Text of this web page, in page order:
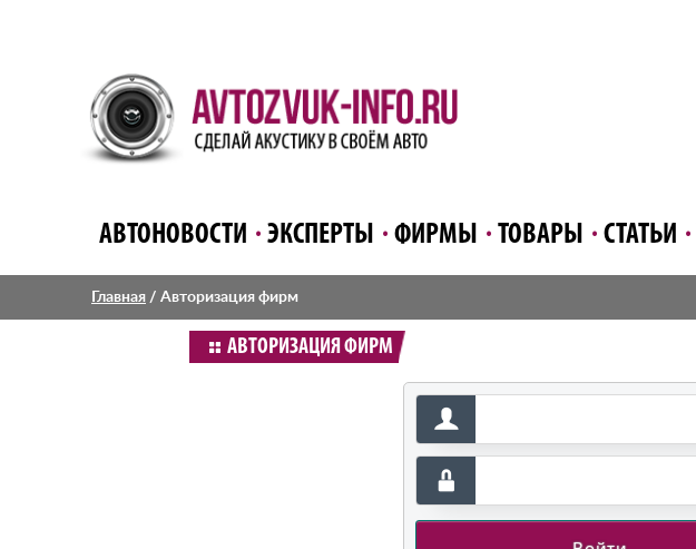
АВТОНОВОСТИ ЭКСПЕРТЫ ФИРМЫ ТОВАРЫ СТАТЬИ
Главная / Авторизация фирм
АВТОРИЗАЦИЯ ФИРМ